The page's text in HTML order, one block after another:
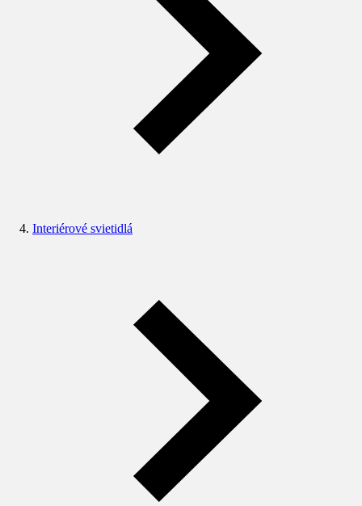
Interiérové svietidlá